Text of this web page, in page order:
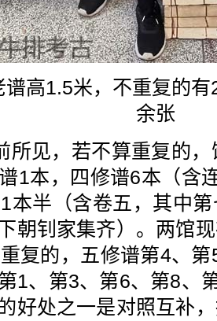
谱高1.5米，不重复的
余张
见，若不算重复的，
1本，四修谱6本（含
本半（含卷五，其中
朝钊家集齐）。两馆
复的，五修谱第4、
1、第3、第6、第8、
好处之一是对照互补